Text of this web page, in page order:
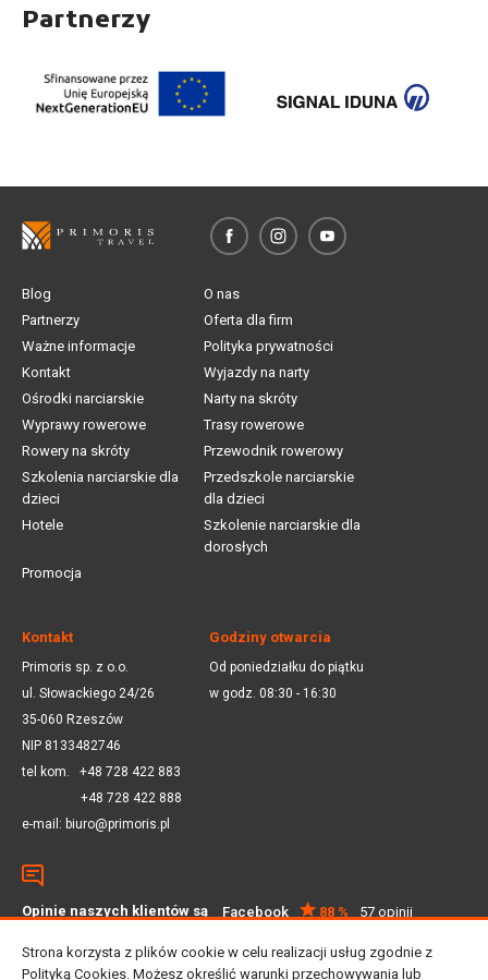
Partnerzy
Blog
O nas
Partnerzy
Oferta dla firm
Ważne informacje
Polityka prywatności
Kontakt
Wyjazdy na narty
Ośrodki narciarskie
Narty na skróty
Wyprawy rowerowe
Trasy rowerowe
Rowery na skróty
Przewodnik rowerowy
Szkolenia narciarskie dla
dzieci
Przedszkole narciarskie
dla dzieci
Hotele
Szkolenie narciarskie dla
dorosłych
Promocja
Kontakt
Primoris sp. z o.o.
ul. Słowackiego 24/26
35-060 Rzeszów
NIP 8133482746
tel kom. +48 728 422 883
+48 728 422 888
e-mail: biuro@primoris.pl
Godziny otwarcia
Od poniedziałku do piątku
w godz. 08:30 - 16:30
Opinie naszych klientów są
Facebook 88 %
57 opinii
Strona korzysta z plików cookie w celu realizacji usług zgodnie z
Polityką Cookies. Możesz określić warunki przechowywania lub